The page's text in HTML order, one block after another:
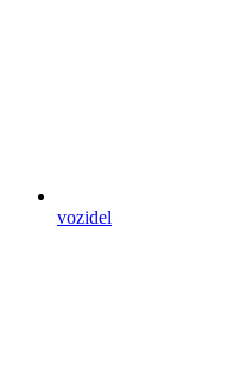
vozidel